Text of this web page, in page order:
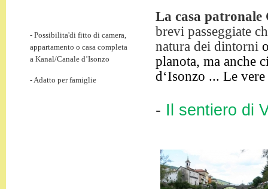
La casa patronale
brevi passeggiate
natura dei dintorni
planota, ma anche
d‘Isonzo ... Le
- Il sentiero di
- Possibilita'di fitto di camera,
appartamento o casa completa
a Kanal/Canale d’Isonzo
- Adatto per famiglie